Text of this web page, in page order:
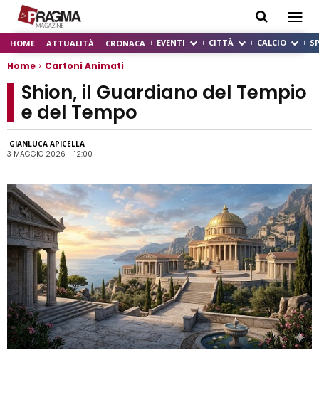
HOME ATTUALITÀ CRONACA EVENTI CITTÀ CALCIO
Home Cartoni Animati
Shion, il Guardiano del Tempio
e del Tempo
GIANLUCA APICELLA
3 MAGGIO 2026 - 12:00